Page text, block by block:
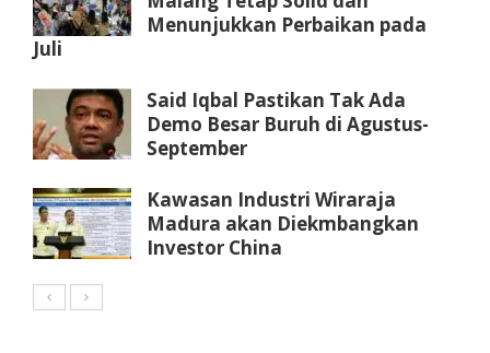
Menunjukkan Perbaikan pada
Juli
Said Iqbal Pastikan Tak Ada
Demo Besar Buruh di Agustus-
September
Kawasan Industri Wiraraja
Madura akan Diekmbangkan
Investor China